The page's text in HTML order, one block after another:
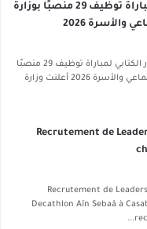
لائحة المدعوين لاجتياز مباراة توظيف 29 منصبًا بوزارة
والأسرة 2026
لائحة المدعوين لاجتياز الاختبار الكتابي لمباراة توظيف 29 منصبًا
بوزارة التضامن والإدماج الاجتماعي والأسرة 2026 أعلنت وزارة
Recrutement de
Recrutement de
Decathlon Aïn Sebaâ à